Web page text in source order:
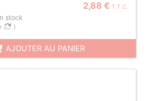
2,88 € T.T.C.
stock
)
AJOUTER AU PANIER